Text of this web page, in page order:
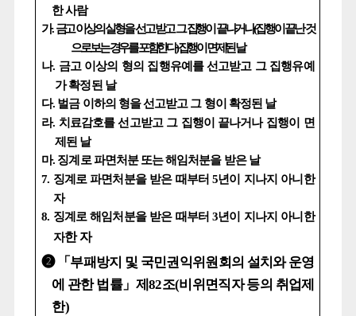
한 사람
가.금고 이상의 실형을 선고 받고 그 집행이 끝나거나(집행이 끝난 것
으로 보는 경우를 포함한다)집행이 면제된 날
나. 금고 이상의 형의 집행유예를 선고받고 그 집행유예
가 확정된 날
다. 벌금 이하의 형을 선고받고 그 형이 확정된 날
라. 치료감호를 선고받고 그 집행이 끝나거나 집행이 면
제된 날
마. 징계로 파면처분 또는 해임처분을 받은 날
7. 징계로 파면처분을 받은 때부터5년이 지나지 아니한
자
8. 징계로 해임처분을 받은 때부터3년이 지나지 아니한
자한 자
➋ 「 부패방지 및 국민권익위원회의 설치와 운영
에 관한 법률」 제 82조(비위면직자 등의 취업제
한)